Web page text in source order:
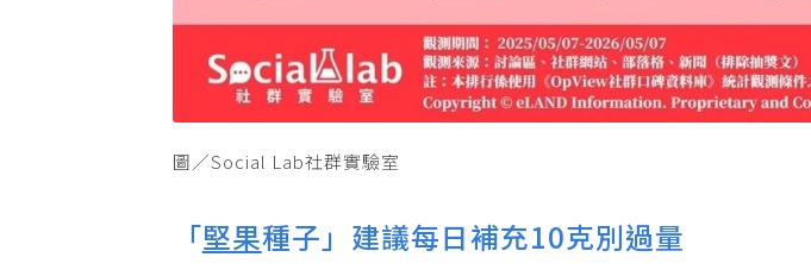
圖／Social Lab社群實驗室
「堅果種子」建議每日補充10克別過量